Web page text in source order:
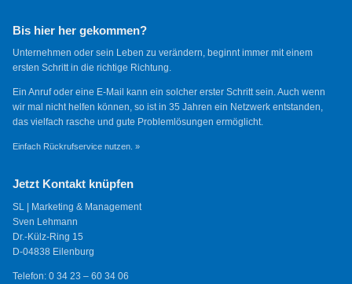
Bis hier her gekommen?
Unternehmen oder sein Leben zu verändern, beginnt immer mit einem
ersten Schritt in die richtige Richtung.
Ein Anruf oder eine E-Mail kann ein solcher erster Schritt sein. Auch wenn
wir mal nicht helfen können, so ist in 35 Jahren ein Netzwerk entstanden,
das vielfach rasche und gute Problemlösungen ermöglicht.
Einfach Rückrufservice nutzen. »
Jetzt Kontakt knüpfen
SL | Marketing & Management
Sven Lehmann
Dr.-Külz-Ring 15
D-04838 Eilenburg
Telefon: 0 34 23 – 60 34 06